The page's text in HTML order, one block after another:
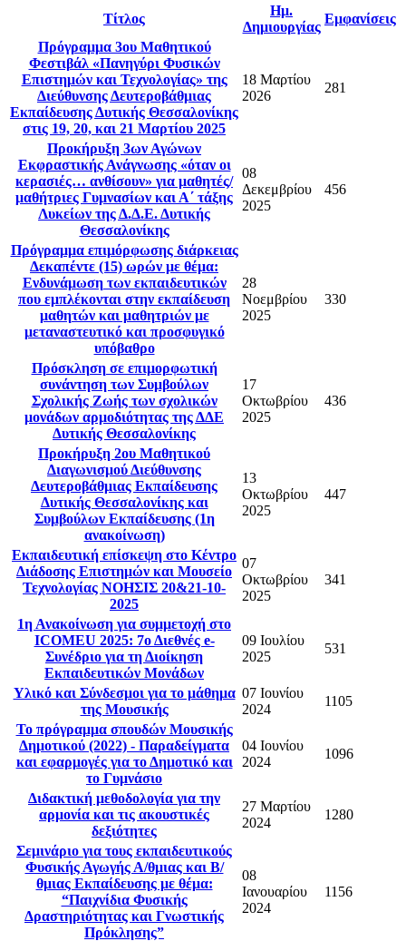
Τίτλος
Ημ.
Δημιουργίας
Εμφανίσεις
Πρόγραμμα 3ου Μαθητικού
Φεστιβάλ «Πανηγύρι Φυσικών
Επιστημών και Τεχνολογίας» της
Διεύθυνσης Δευτεροβάθμιας
Εκπαίδευσης Δυτικής Θεσσαλονίκης
στις 19, 20, και 21 Μαρτίου 2025
18 Μαρτίου
2026
281
Προκήρυξη 3ων Αγώνων
Εκφραστικής Ανάγνωσης «όταν οι
κερασιές… ανθίσουν» για μαθητές/
μαθήτριες Γυμνασίων και Α΄ τάξης
Λυκείων της Δ.Δ.Ε. Δυτικής
Θεσσαλονίκης
08
Δεκεμβρίου
2025
456
Πρόγραμμα επιμόρφωσης διάρκειας
Δεκαπέντε (15) ωρών με θέμα:
Ενδυνάμωση των εκπαιδευτικών
που εμπλέκονται στην εκπαίδευση
μαθητών και μαθητριών με
μεταναστευτικό και προσφυγικό
υπόβαθρο
28
Νοεμβρίου
2025
330
Πρόσκληση σε επιμορφωτική
συνάντηση των Συμβούλων
Σχολικής Ζωής των σχολικών
μονάδων αρμοδιότητας της ΔΔΕ
Δυτικής Θεσσαλονίκης
17
Οκτωβρίου
2025
436
Προκήρυξη 2ου Μαθητικού
Διαγωνισμού Διεύθυνσης
Δευτεροβάθμιας Εκπαίδευσης
Δυτικής Θεσσαλονίκης και
Συμβούλων Εκπαίδευσης (1η
ανακοίνωση)
13
Οκτωβρίου
2025
447
Εκπαιδευτική επίσκεψη στο Κέντρο
Διάδοσης Επιστημών και Μουσείο
Τεχνολογίας ΝΟΗΣΙΣ 20&21-10-
2025
07
Οκτωβρίου
2025
341
1η Ανακοίνωση για συμμετοχή στο
ICOMEU 2025: 7ο Διεθνές e-
Συνέδριο για τη Διοίκηση
Εκπαιδευτικών Μονάδων
09 Ιουλίου
2025
531
Υλικό και Σύνδεσμοι για το μάθημα
της Μουσικής
07 Ιουνίου
2024
1105
Το πρόγραμμα σπουδών Μουσικής
Δημοτικού (2022) - Παραδείγματα
και εφαρμογές για το Δημοτικό και
το Γυμνάσιο
04 Ιουνίου
2024
1096
Διδακτική μεθοδολογία για την
αρμονία και τις ακουστικές
δεξιότητες
27 Μαρτίου
2024
1280
Σεμινάριο για τους εκπαιδευτικούς
Φυσικής Αγωγής Α/θμιας και Β/
θμιας Εκπαίδευσης με θέμα:
“Παιχνίδια Φυσικής
Δραστηριότητας και Γνωστικής
Πρόκλησης”
08
Ιανουαρίου
2024
1156